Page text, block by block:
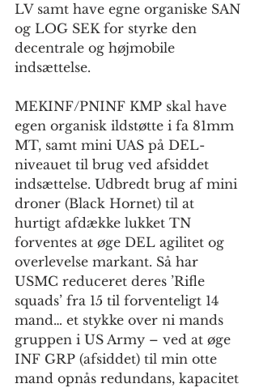
LV samt have egne organiske SAN
og LOG SEK for styrke den
decentrale og højmobile
indsættelse.
MEKINF/PNINF KMP skal have
egen organisk ildstøtte i fa 81mm
MT, samt mini UAS på DEL-
niveauet til brug ved afsiddet
indsættelse. Udbredt brug af mini
droner (Black Hornet) til at
hurtigt afdække lukket TN
forventes at øge DEL agilitet og
overlevelse markant. Så har
USMC reduceret deres ’Rifle
squads’ fra 15 til forventeligt 14
mand… et stykke over ni mands
gruppen i US Army – ved at øge
INF GRP (afsiddet) til min otte
mand opnås redundans, kapacitet